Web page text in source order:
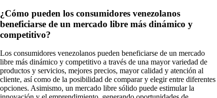
¿Cómo pueden los consumidores venezolanos
beneficiarse de un mercado libre más dinámico y
competitivo?
Los consumidores venezolanos pueden beneficiarse de un mercado
libre más dinámico y competitivo a través de una mayor variedad de
productos y servicios, mejores precios, mayor calidad y atención al
cliente, así como de la posibilidad de comparar y elegir entre diferentes
opciones. Asimismo, un mercado libre sólido puede estimular la